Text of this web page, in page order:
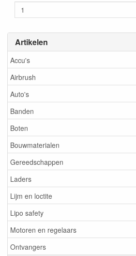
Artikelen
Accu's
Airbrush
Auto's
Banden
Boten
Bouwmaterialen
Gereedschappen
Laders
Lijm en loctite
Lipo safety
Motoren en regelaars
Ontvangers